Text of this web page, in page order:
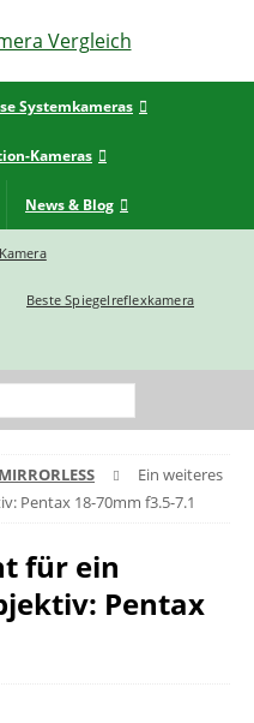
Systemkameras
Kameras
News & Blog
Beste Spiegelreflexkamera
MIRRORLESS
Ein weiteres
Pentax 18-70mm f3.5-7.1
für ein
Pentax